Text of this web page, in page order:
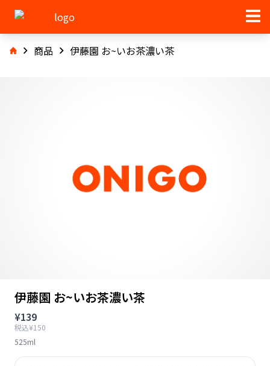
商品 伊藤園 お~いお茶濃い茶
伊藤園 お~いお茶濃い茶
¥139
税込¥150
525ml